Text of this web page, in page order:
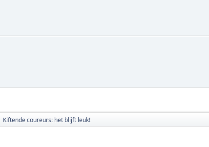
Kiftende coureurs: het blijft leuk!